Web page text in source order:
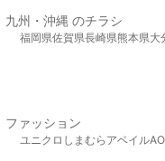
九州・沖縄 のチラシ
福岡県佐賀県長崎県熊本県大
ファッション
ユニクロ しまむら アベイル